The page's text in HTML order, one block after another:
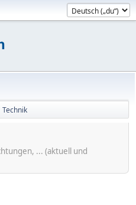
Technik
... (aktuell und